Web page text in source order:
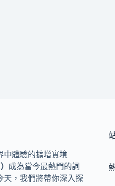
中體驗的擴增實境
成為當今最熱門的詞
天，我們將帶你深入探